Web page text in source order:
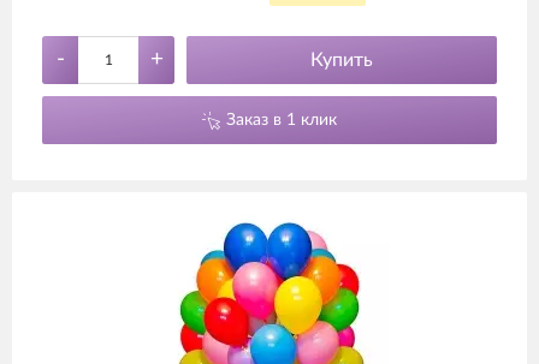
- + Купить
Заказ в 1 клик